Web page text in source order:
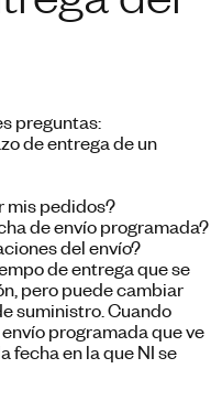
preguntas:
de entrega de un
mis pedidos?
de envío programada?
del envío?
de entrega que se
pero puede cambiar
suministro. Cuando
programada que ve
fecha en la que NI se